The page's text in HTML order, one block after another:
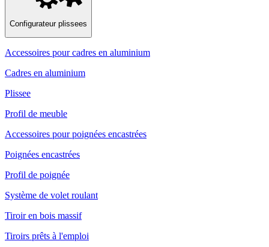
Configurateur plissees
Accessoires pour cadres en aluminium
Cadres en aluminium
Plissee
Profil de meuble
Accessoires pour poignées encastrées
Poignées encastrées
Profil de poignée
Système de volet roulant
Tiroir en bois massif
Tiroirs prêts à l'emploi